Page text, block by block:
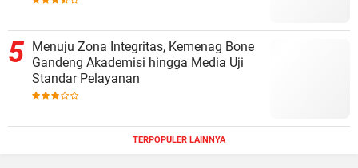
Menuju Zona Integritas, Kemenag Bone
Gandeng Akademisi hingga Media Uji
Standar Pelayanan
TERPOPULER LAINNYA